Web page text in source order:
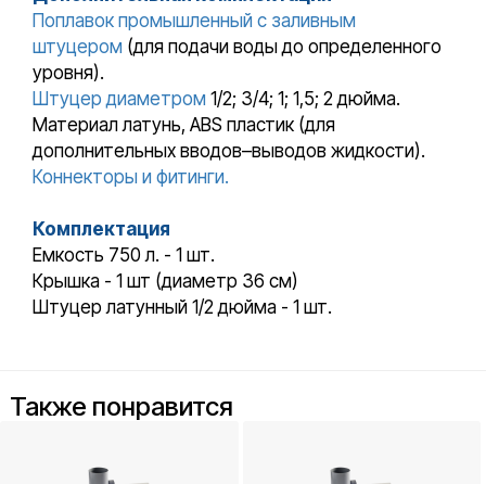
Поплавок промышленный с заливным
штуцером (для подачи воды до определенного
уровня).
Штуцер диаметром 1/2; 3/4; 1; 1,5; 2 дюйма.
Материал латунь, ABS пластик (для
дополнительных вводов–выводов жидкости).
Коннекторы и фитинги.
Комплектация
Емкость 750 л. - 1 шт.
Крышка - 1 шт (диаметр 36 см)
Штуцер латунный 1/2 дюйма - 1 шт.
Также понравится